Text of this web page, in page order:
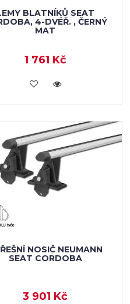
BLATNÍKŮ SEAT
4-DVÉŘ. , ČERNÝ
MAT
1 761 Kč
VLOŽIT DO KOŠÍKU
NOSIČ NEUMANN
SEAT CORDOBA
3 901 Kč